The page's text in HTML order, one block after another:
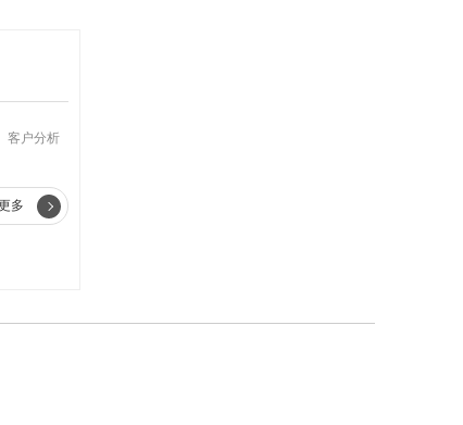
客户分析
多